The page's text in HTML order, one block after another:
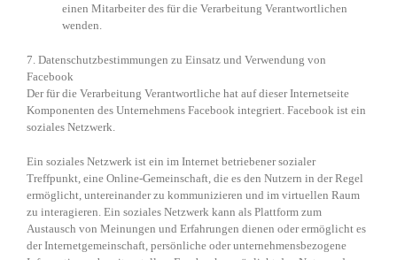
einen Mitarbeiter des für die Verarbeitung Verantwortlichen
wenden.
7. Datenschutzbestimmungen zu Einsatz und Verwendung von
Facebook
Der für die Verarbeitung Verantwortliche hat auf dieser Internetseite
Komponenten des Unternehmens Facebook integriert. Facebook ist ein
soziales Netzwerk.
Ein soziales Netzwerk ist ein im Internet betriebener sozialer
Treffpunkt, eine Online-Gemeinschaft, die es den Nutzern in der Regel
ermöglicht, untereinander zu kommunizieren und im virtuellen Raum
zu interagieren. Ein soziales Netzwerk kann als Plattform zum
Austausch von Meinungen und Erfahrungen dienen oder ermöglicht es
der Internetgemeinschaft, persönliche oder unternehmensbezogene